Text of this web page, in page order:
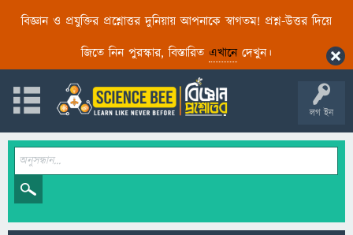
বিজ্ঞান ও প্রযুক্তির প্রশ্নোত্তর দুনিয়ায় আপনাকে স্বাগতম! প্রশ্ন-উত্তর দিয়ে
জিতে নিন পুরস্কার, বিস্তারিত এখানেদেখুন।
লগ ইন